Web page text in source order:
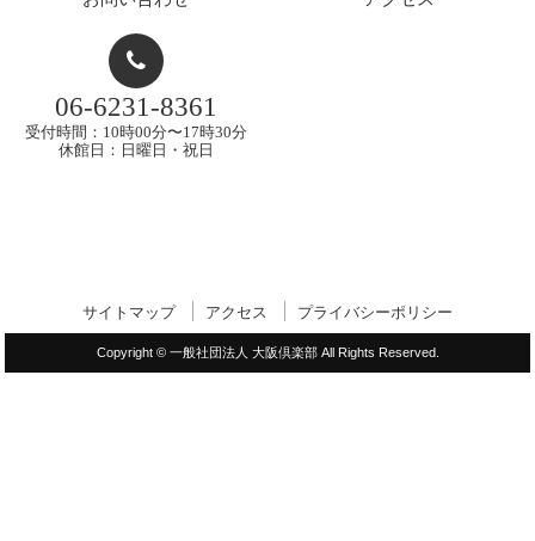
06-6231-8361
受付時間：10時00分〜17時30分
休館日：日曜日・祝日
サイトマップ アクセス プライバシーポリシー
Copyright © 一般社団法人 大阪倶楽部 All Rights Reserved.